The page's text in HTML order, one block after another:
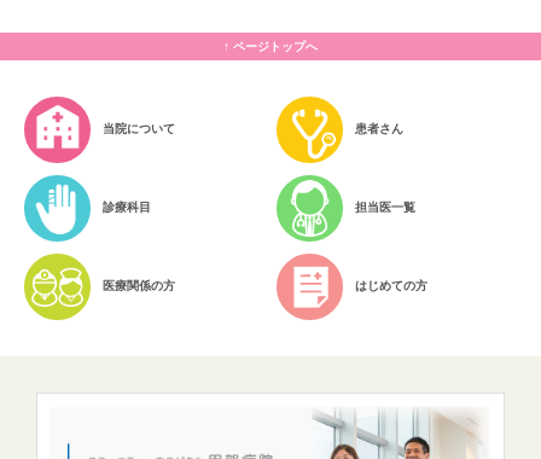
トップへ
当院について 患者さん
診療科目 担当医一覧
医療関係の方 はじめての方